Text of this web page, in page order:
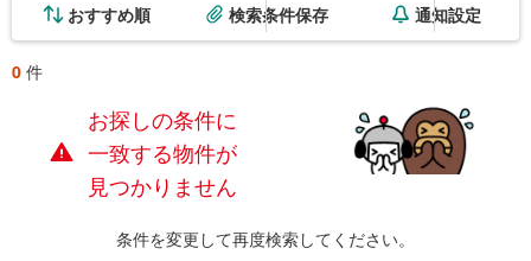
おすすめ順 検索条件保存 通知設定
0 件
お探しの条件に
一致する物件が
見つかりません
条件を変更して再度検索してください。